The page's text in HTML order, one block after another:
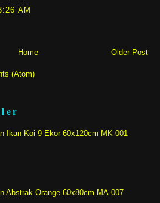
AM
Older Post
Home
(Atom)
Ikan Koi 9 Ekor 60x120cm MK-001
Abstrak Orange 60x80cm MA-007